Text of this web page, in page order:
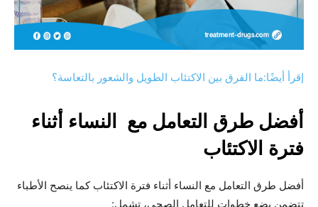
إقرأ أيضًا:ما الفرق بين الاكتئاب الطويل والشعور بالتعاسة؟
أفضل طرق التعامل مع النساء أثناء
فترة الاكتئاب
أفضل طرق التعامل مع النساء أثناء فترة الاكتئاب كما ينصح الأطباء
تتضمن بضع خطوات للتعامل الصحي، تشمل: